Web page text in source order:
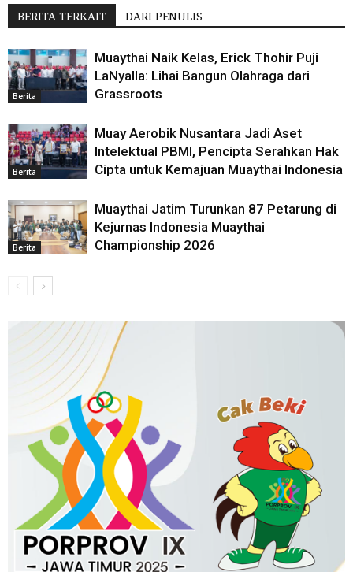
BERITA TERKAIT DARI PENULIS
Berita
Muaythai Naik Kelas, Erick Thohir Puji
LaNyalla: Lihai Bangun Olahraga dari
Grassroots
Berita
Muay Aerobik Nusantara Jadi Aset
Intelektual PBMI, Pencipta Serahkan Hak
Cipta untuk Kemajuan Muaythai Indonesia
Berita
Muaythai Jatim Turunkan 87 Petarung di
Kejurnas Indonesia Muaythai
Championship 2026